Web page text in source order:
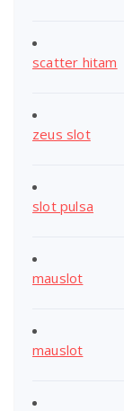
scatter hitam
zeus slot
slot pulsa
mauslot
mauslot